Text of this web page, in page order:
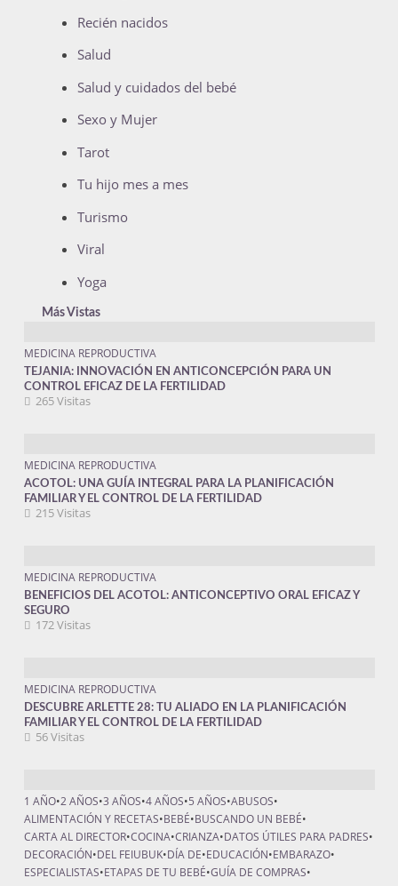
Recién nacidos
Salud
Salud y cuidados del bebé
Sexo y Mujer
Tarot
Tu hijo mes a mes
Turismo
Viral
Yoga
Más Vistas
MEDICINA REPRODUCTIVA
TEJANIA: INNOVACIÓN EN ANTICONCEPCIÓN PARA UN
CONTROL EFICAZ DE LA FERTILIDAD
265 Visitas
MEDICINA REPRODUCTIVA
ACOTOL: UNA GUÍA INTEGRAL PARA LA PLANIFICACIÓN
FAMILIAR Y EL CONTROL DE LA FERTILIDAD
215 Visitas
MEDICINA REPRODUCTIVA
BENEFICIOS DEL ACOTOL: ANTICONCEPTIVO ORAL EFICAZ Y
SEGURO
172 Visitas
MEDICINA REPRODUCTIVA
DESCUBRE ARLETTE 28: TU ALIADO EN LA PLANIFICACIÓN
FAMILIAR Y EL CONTROL DE LA FERTILIDAD
56 Visitas
1 AÑO•2 AÑOS•3 AÑOS•4 AÑOS•5 AÑOS•ABUSOS•
ALIMENTACIÓN Y RECETAS•BEBÉ•BUSCANDO UN BEBÉ•
CARTA AL DIRECTOR•COCINA•CRIANZA•DATOS ÚTILES PARA PADRES•
DECORACIÓN•DEL FEIUBUK•DÍA DE•EDUCACIÓN•EMBARAZO•
ESPECIALISTAS•ETAPAS DE TU BEBÉ•GUÍA DE COMPRAS•